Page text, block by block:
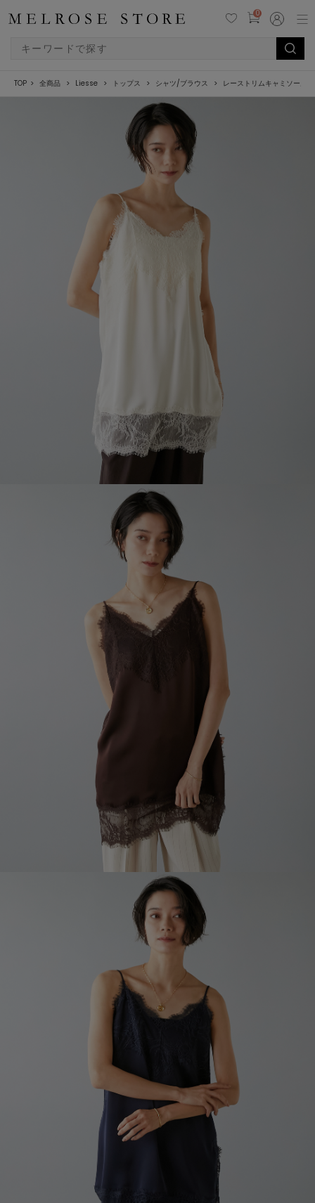
0
TOP 全商品 Liesse トップス シャツ/ブラウス レーストリムキャミソール